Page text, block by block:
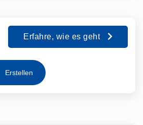
Erfahre, wie es geht
Erstellen